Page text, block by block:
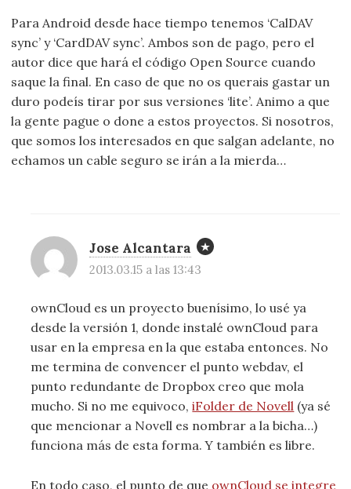
Para Android desde hace tiempo tenemos ‘CalDAV
sync’ y ‘CardDAV sync’. Ambos son de pago, pero el
autor dice que hará el código Open Source cuando
saque la final. En caso de que no os querais gastar un
duro podeís tirar por sus versiones ‘lite’. Animo a que
la gente pague o done a estos proyectos. Si nosotros,
que somos los interesados en que salgan adelante, no
echamos un cable seguro se irán a la mierda…
Jose Alcantara
2013.03.15 a las 13:43
ownCloud es un proyecto buenísimo, lo usé ya
desde la versión 1, donde instalé ownCloud para
usar en la empresa en la que estaba entonces. No
me termina de convencer el punto webdav, el
punto redundante de Dropbox creo que mola
mucho. Si no me equivoco,iFolder de Novell (ya sé
que mencionar a Novell es nombrar a la bicha…)
funciona más de esta forma. Y también es libre.
En todo caso, el punto de que ownCloud se integre